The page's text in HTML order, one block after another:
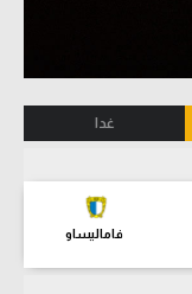
غدا
فاماليساو